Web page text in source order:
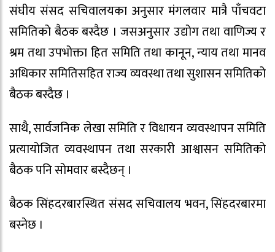
संघीय संसद सचिवालयका अनुसार मंगलवार मात्रै पाँचवटा
समितिको बैठक बस्दैछ । जसअनुसार उद्योग तथा वाणिज्य र
श्रम तथा उपभोक्ता हित समिति तथा कानून, न्याय तथा मानव
अधिकार समितिसहित राज्य व्यवस्था तथा सुशासन समितिको
बैठक बस्दैछ ।
साथै, सार्वजनिक लेखा समिति र विधायन व्यवस्थापन समिति
प्रत्यायोजित व्यवस्थापन तथा सरकारी आश्वासन समितिको
बैठक पनि सोमवार बस्दैछन् ।
बैठक सिंहदरबारस्थित संसद सचिवालय भवन, सिंहदरबारमा
बस्नेछ ।